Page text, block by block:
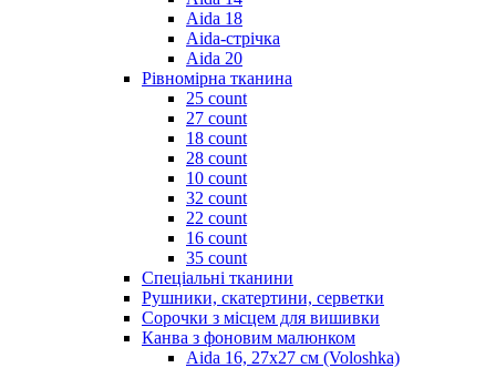
Aida 18
Aida-стрічка
Aida 20
Рівномірна тканина
25 count
27 count
18 count
28 count
10 count
32 count
22 count
16 count
35 count
Спеціальні тканини
Рушники, скатертини, серветки
Сорочки з місцем для вишивки
Канва з фоновим малюнком
Aida 16, 27х27 см (Voloshka)